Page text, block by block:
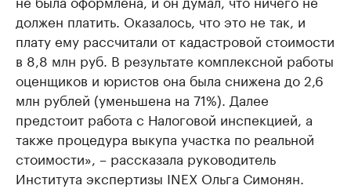
должен платить. Оказалось, что это не так, и
плату ему рассчитали от кадастровой стоимости
в 8,8 млн руб. В результате комплексной работы
оценщиков и юристов она была снижена до 2,6
млн рублей (уменьшена на 71%). Далее
предстоит работа с Налоговой инспекцией, а
также процедура выкупа участка по реальной
стоимости», – рассказала руководитель
Института экспертизы INEX Ольга Симонян.